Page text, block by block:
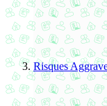
Risques